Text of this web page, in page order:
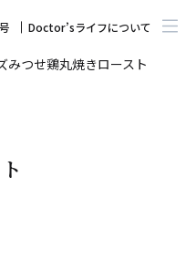
Doctor’sライフについて
みつせ鶏丸焼きロースト